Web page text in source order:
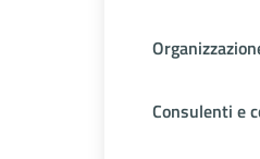
Consulenti e